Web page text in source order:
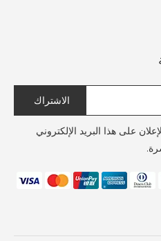
الاشتراك
على هذا البريد الإلكتروني